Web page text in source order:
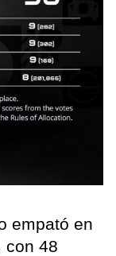
empató en
con 48